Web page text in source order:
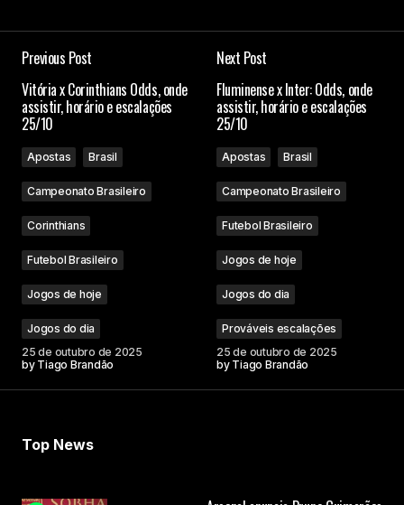
Previous Post
Vitória x Corinthians Odds, onde
assistir, horário e escalações
25/10
Apostas Brasil
Campeonato Brasileiro
Corinthians
Futebol Brasileiro
Jogos de hoje
Jogos do dia
25 de outubro de 2025
by Tiago Brandão
Next Post
Fluminense x Inter: Odds, onde
assistir, horário e escalações
25/10
Apostas Brasil
Campeonato Brasileiro
Futebol Brasileiro
Jogos de hoje
Jogos do dia
Prováveis escalações
25 de outubro de 2025
by Tiago Brandão
Top News